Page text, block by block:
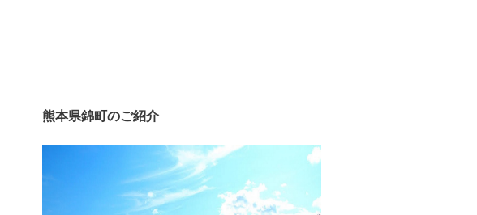
熊本県錦町のご紹介